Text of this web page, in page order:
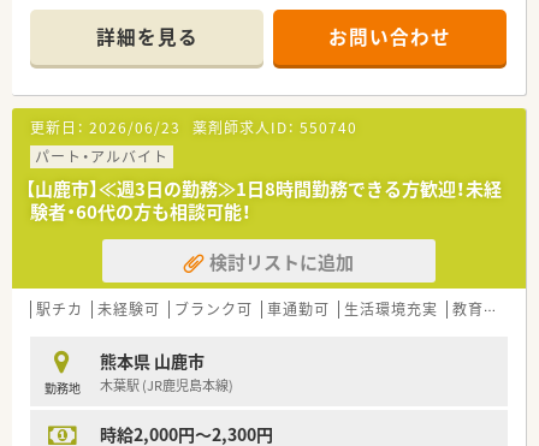
詳細を見る お問い合わせ
更新日： 2026/06/23 薬剤師求人ID： 550740
パート・アルバイト
【山鹿市】≪週3日の勤務≫1日8時間勤務できる方歓迎！未経
験者・60代の方も相談可能！
検討リストに追加
駅チカ 未経験可 ブランク可 車通勤可 生活環境充実 教育制度あり
勤務地
熊本県 山鹿市
木葉駅 (JR鹿児島本線)
時給2,000円～2,300円